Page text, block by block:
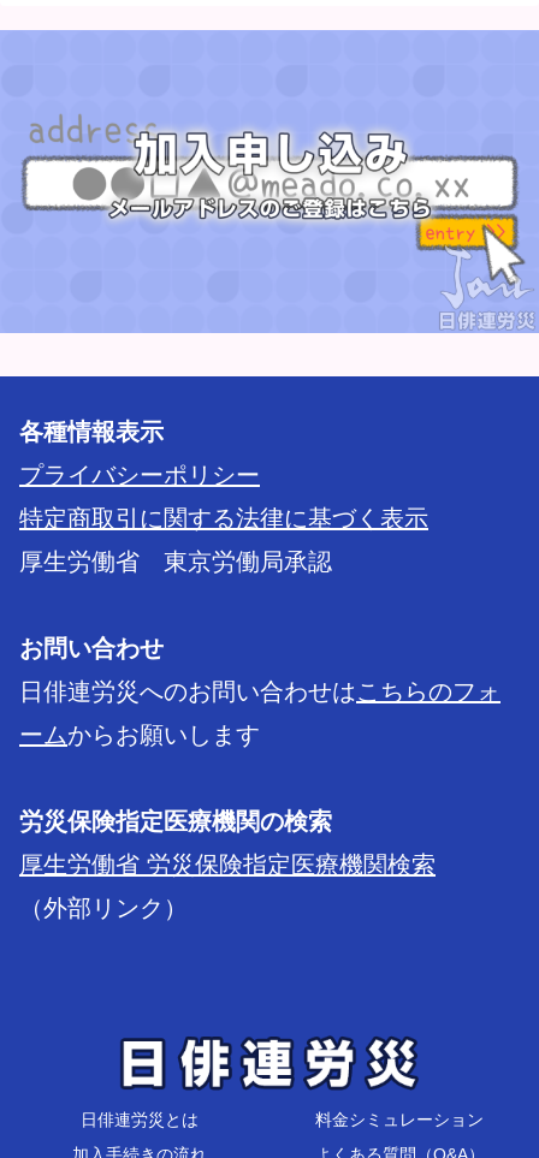
各種情報表示
プライバシーポリシー
特定商取引に関する法律に基づく表示
厚生労働省 東京労働局承認
お問い合わせ
日俳連労災へのお問い合わせはこちらのフォ
ームからお願いします
労災保険指定医療機関の検索
厚生労働省 労災保険指定医療機関検索
（外部リンク）
日俳連労災とは
料金シミュレーション
加入手続きの流れ
よくある質問（Q&A）